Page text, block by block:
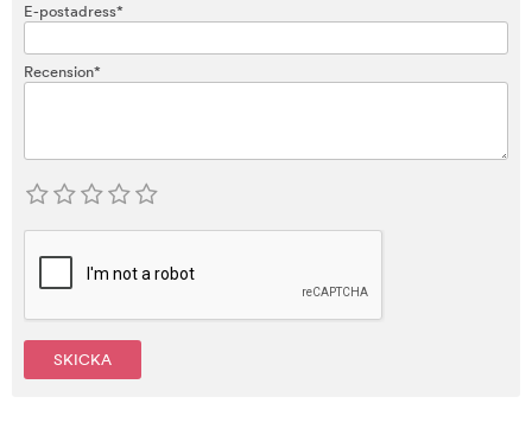
E-postadress*
Recension*
SKICKA